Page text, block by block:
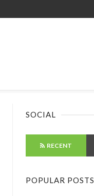
SOCIAL
RECENT
POPULAR POSTS